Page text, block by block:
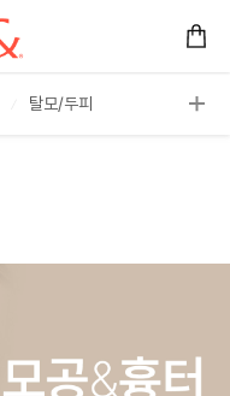
탈모/두피